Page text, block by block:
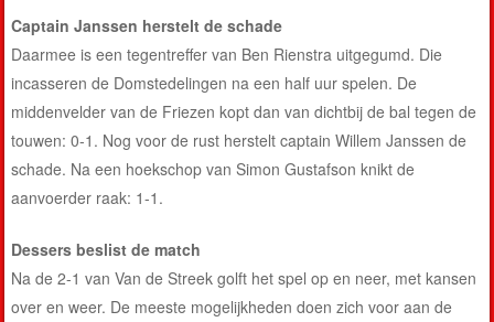
Captain Janssen herstelt de schade
Daarmee is een tegentreffer van Ben Rienstra uitgegumd. Die
incasseren de Domstedelingen na een half uur spelen. De
middenvelder van de Friezen kopt dan van dichtbij de bal tegen de
touwen: 0-1. Nog voor de rust herstelt captain Willem Janssen de
schade. Na een hoekschop van Simon Gustafson knikt de
aanvoerder raak: 1-1.
Dessers beslist de match
Na de 2-1 van Van de Streek golft het spel op en neer, met kansen
over en weer. De meeste mogelijkheden doen zich voor aan de